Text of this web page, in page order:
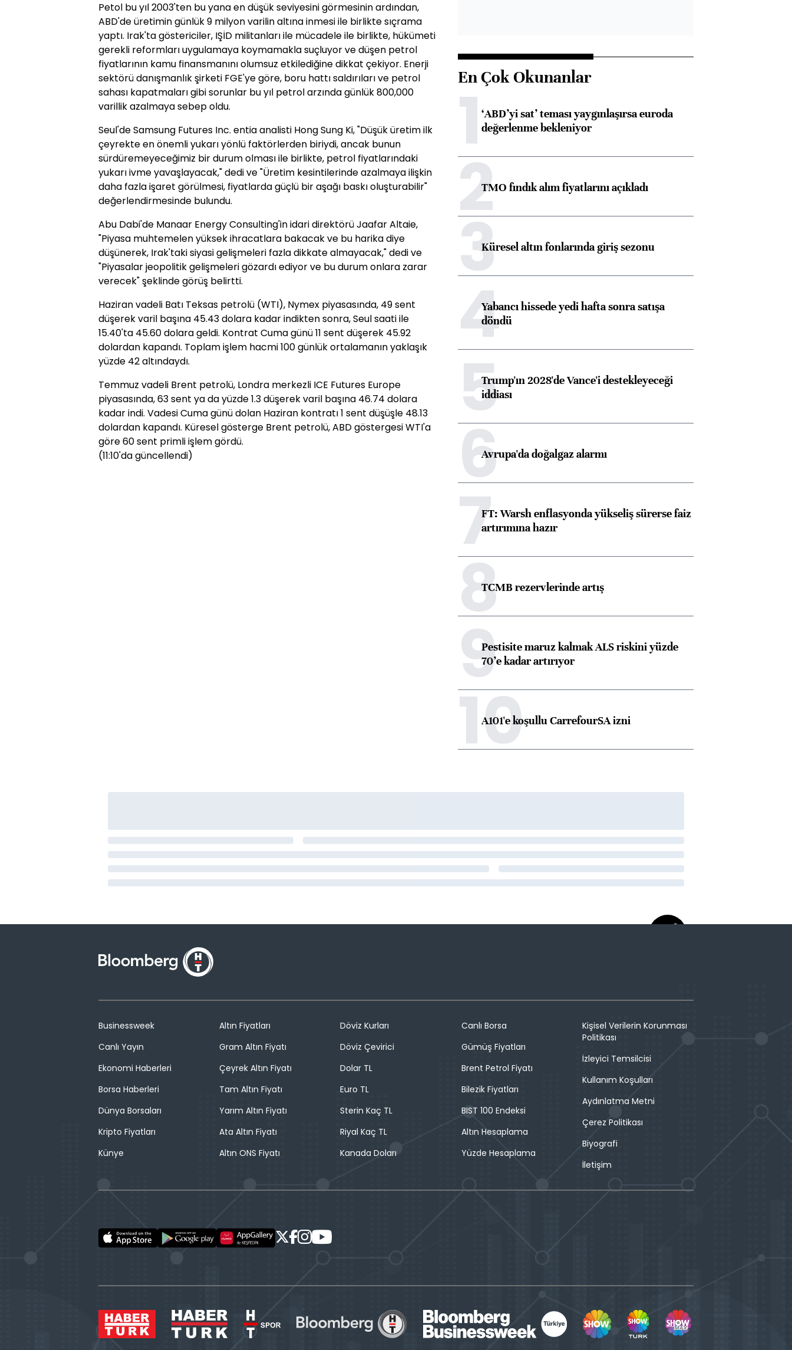
Petol bu yıl 2003'ten bu yana en düşük seviyesini görmesinin ardından,
ABD'de üretimin günlük 9 milyon varilin altına inmesi ile birlikte sıçrama
yaptı. Irak'ta göstericiler, IŞİD militanları ile mücadele ile birlikte, hükümeti
gerekli reformları uygulamaya koymamakla suçluyor ve düşen petrol
fiyatlarının kamu finansmanını olumsuz etkilediğine dikkat çekiyor. Enerji
sektörü danışmanlık şirketi FGE'ye göre, boru hattı saldırıları ve petrol
sahası kapatmaları gibi sorunlar bu yıl petrol arzında günlük 800,000
varillik azalmaya sebep oldu.
Seul'de Samsung Futures Inc. entia analisti Hong Sung Ki, "Düşük üretim ilk
çeyrekte en önemli yukarı yönlü faktörlerden biriydi, ancak bunun
sürdüremeyeceğimiz bir durum olması ile birlikte, petrol fiyatlarındaki
yukarı ivme yavaşlayacak," dedi ve "Üretim kesintilerinde azalmaya ilişkin
daha fazla işaret görülmesi, fiyatlarda güçlü bir aşağı baskı oluşturabilir"
değerlendirmesinde bulundu.
Abu Dabi'de Manaar Energy Consulting'in idari direktörü Jaafar Altaie,
"Piyasa muhtemelen yüksek ihracatlara bakacak ve bu harika diye
düşünerek, Irak'taki siyasi gelişmeleri fazla dikkate almayacak," dedi ve
"Piyasalar jeopolitik gelişmeleri gözardı ediyor ve bu durum onlara zarar
verecek" şeklinde görüş belirtti.
Haziran vadeli Batı Teksas petrolü (WTI), Nymex piyasasında, 49 sent
düşerek varil başına 45.43 dolara kadar indikten sonra, Seul saati ile
15.40'ta 45.60 dolara geldi. Kontrat Cuma günü 11 sent düşerek 45.92
dolardan kapandı. Toplam işlem hacmi 100 günlük ortalamanın yaklaşık
yüzde 42 altındaydı.
Temmuz vadeli Brent petrolü, Londra merkezli ICE Futures Europe
piyasasında, 63 sent ya da yüzde 1.3 düşerek varil başına 46.74 dolara
kadar indi. Vadesi Cuma günü dolan Haziran kontratı 1 sent düşüşle 48.13
dolardan kapandı. Küresel gösterge Brent petrolü, ABD göstergesi WTI'a
göre 60 sent primli işlem gördü.
(11:10'da güncellendi)
En Çok Okunanlar
1‘ABD’yi sat’ teması yaygınlaşırsa euroda
değerlenme bekleniyor
2TMO fındık alım fiyatlarını açıkladı
3Küresel altın fonlarında giriş sezonu
4Yabancı hissede yedi hafta sonra satışa
döndü
5Trump'ın 2028'de Vance'i destekleyeceği
iddiası
6Avrupa'da doğalgaz alarmı
7FT: Warsh enflasyonda yükseliş sürerse faiz
artırımına hazır
8TCMB rezervlerinde artış
9Pestisite maruz kalmak ALS riskini yüzde
70’e kadar artırıyor
10
A101'e koşullu CarrefourSA izni
Businessweek
Canlı Yayın
Ekonomi Haberleri
Borsa Haberleri
Dünya Borsaları
Kripto Fiyatları
Künye
Altın Fiyatları
Gram Altın Fiyatı
Çeyrek Altın Fiyatı
Tam Altın Fiyatı
Yarım Altın Fiyatı
Ata Altın Fiyatı
Altın ONS Fiyatı
Döviz Kurları
Döviz Çevirici
Dolar TL
Euro TL
Sterin Kaç TL
Riyal Kaç TL
Kanada Doları
Canlı Borsa
Gümüş Fiyatları
Brent Petrol Fiyatı
Bilezik Fiyatları
BIST 100 Endeksi
Altın Hesaplama
Yüzde Hesaplama
Kişisel Verilerin Korunması
Politikası
İzleyici Temsilcisi
Kullanım Koşulları
Aydınlatma Metni
Çerez Politikası
Biyografi
İletişim